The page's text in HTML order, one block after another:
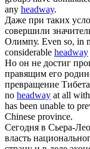
any headway.
Даже при таких
совершили
Олимпу. Even so, in
considerable headway
Но он не достиг
правящим его
превращение
no headway at all
has been unable to
Chinese province.
Сегодня в Сьера-
власть